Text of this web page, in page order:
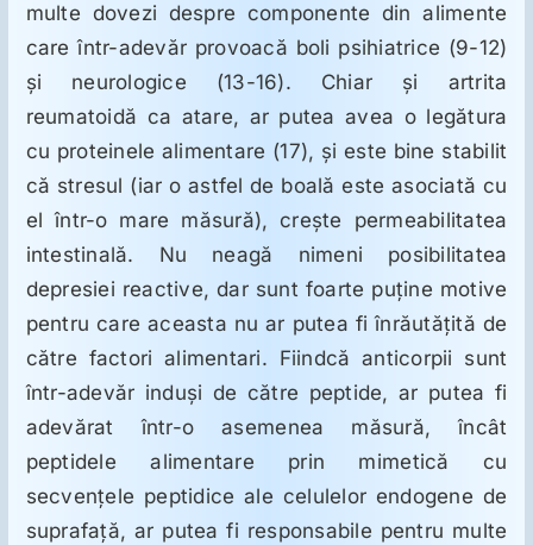
Antipsihiatrie
Psihoterapie
Antropologie
Proză utilă
multe dovezi despre componente din alimente
care într-adevăr provoacă boli psihiatrice (9-12)
şi neurologice (13-16). Chiar şi artrita
reumatoidă ca atare, ar putea avea o legătura
cu proteinele alimentare (17), şi este bine stabilit
că stresul (iar o astfel de boală este asociată cu
el într-o mare măsură), creşte permeabilitatea
intestinală. Nu neagă nimeni posibilitatea
depresiei reactive, dar sunt foarte puţine motive
pentru care aceasta nu ar putea fi înrăutăţită de
către factori alimentari. Fiindcă anticorpii sunt
într-adevăr induşi de către peptide, ar putea fi
adevărat într-o asemenea măsură, încât
peptidele alimentare prin mimetică cu
secvenţele peptidice ale celulelor endogene de
suprafaţă, ar putea fi responsabile pentru multe